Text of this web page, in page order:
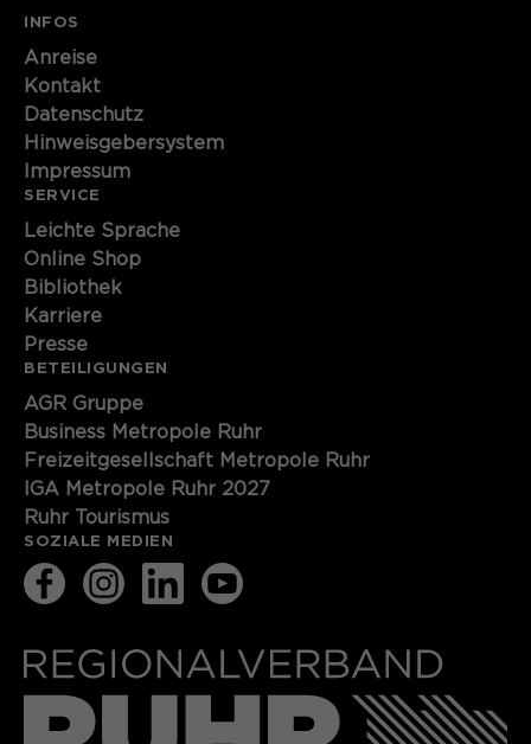
INFOS
Anreise
Kontakt
Datenschutz
Hinweisgebersystem
Impressum
SERVICE
Leichte Sprache
Online Shop
Bibliothek
Karriere
Presse
BETEILIGUNGEN
AGR Gruppe
Business Metropole Ruhr
Freizeitgesellschaft Metropole Ruhr
IGA Metropole Ruhr 2027
Ruhr Tourismus
SOZIALE MEDIEN